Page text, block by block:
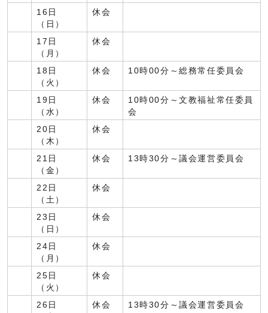
16日
（日）
休会
17日
（月）
休会
18日
（火）
休会 10時00分～総務常任委員会
19日
（水）
休会
10時00分～文教福祉常任委員
会
20日
（木）
休会
21日
（金）
休会 13時30分～議会運営委員会
22日
（土）
休会
23日
（日）
休会
24日
（月）
休会
25日
（火）
休会
26日
休会 13時30分～議会運営委員会